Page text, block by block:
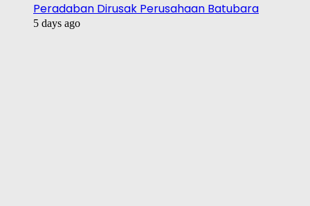
Peradaban Dirusak Perusahaan Batubara
5 days ago